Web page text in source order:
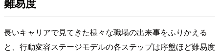
長いキャリアで見てきた様々な職場の出来事をふりかえる
と、行動変容ステージモデルの各ステップは序盤ほど難易度